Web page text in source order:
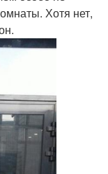
Хотя нет,